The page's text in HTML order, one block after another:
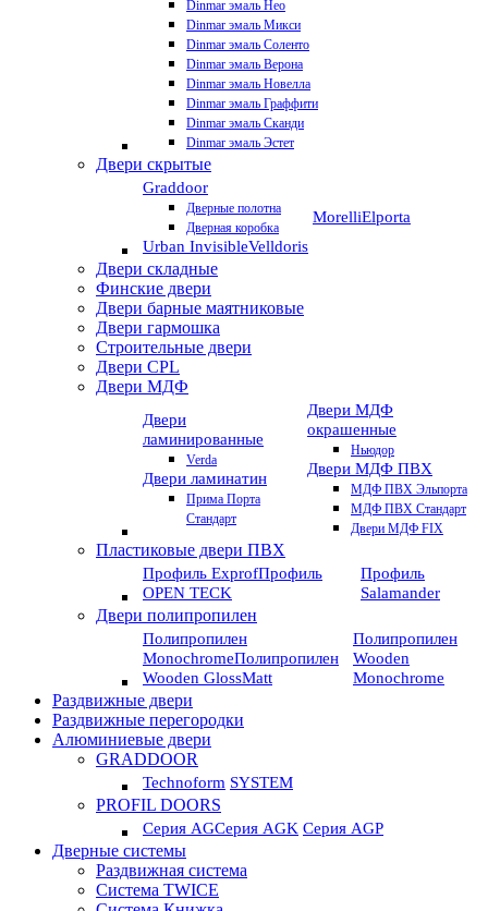
Dinmar эмаль Нео
Dinmar эмаль Микси
Dinmar эмаль Соленто
Dinmar эмаль Верона
Dinmar эмаль Новелла
Dinmar эмаль Граффити
Dinmar эмаль Сканди
Dinmar эмаль Эстет
Двери скрытые
Graddoor
Дверные полотна
Дверная коробка
Urban InvisibleVelldoris
MorelliElporta
Двери складные
Финские двери
Двери барные маятниковые
Двери гармошка
Строительные двери
Двери CРL
Двери МДФ
Двери
ламинированные
Verda
Двери ламинатин
Прима Порта
Стандарт
Двери МДФ
окрашенные
Ньюдор
Двери МДФ ПВХ
МДФ ПВХ Эльпорта
МДФ ПВХ Стандарт
Двери МДФ FIX
Пластиковые двери ПВХ
Профиль ExprofПрофиль
OPEN TECK
Профиль
Salamander
Двери полипропилен
Полипропилен
MonochromeПолипропилен
Wooden GlossMatt
Полипропилен
Wooden
Monochrome
Раздвижные двери
Раздвижные перегородки
Алюминиевые двери
GRADDOOR
Technoform SYSTEM
PROFIL DOORS
Серия AGСерия AGK Серия AGP
Дверные системы
Раздвижная система
Система TWICE